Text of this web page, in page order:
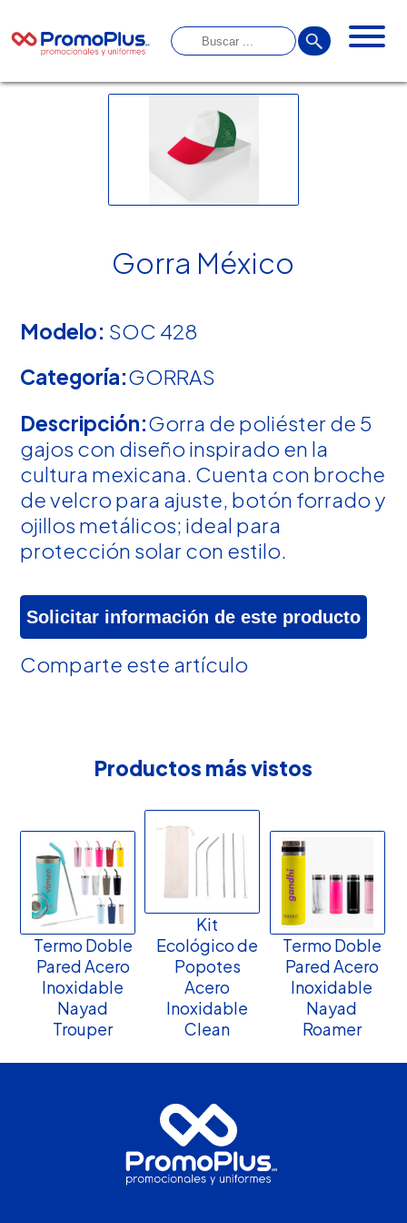
Gorra México
Modelo: SOC 428
Categoría:GORRAS
Descripción:Gorra de poliéster de 5
gajos con diseño inspirado en la
cultura mexicana. Cuenta con broche
de velcro para ajuste, botón forrado y
ojillos metálicos; ideal para
protección solar con estilo.
Solicitar información de este producto
Comparte este artículo
Productos más vistos
Termo Doble
Pared Acero
Inoxidable
Nayad
Trouper
Kit
Ecológico de
Popotes
Acero
Inoxidable
Clean
Termo Doble
Pared Acero
Inoxidable
Nayad
Roamer